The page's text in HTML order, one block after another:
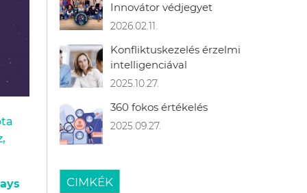
Innovátor védjegyet
2026.02.11.
Konfliktuskezelés érzelmi
intelligenciával
2025.10.27.
360 fokos értékelés
2025.09.27.
CIMKÉK